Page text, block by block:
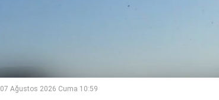
07 Ağustos 2026 Cuma 10:59